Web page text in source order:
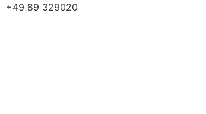
+49 89 329020